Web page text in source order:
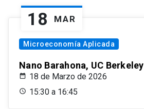
18 MAR
Microeconomía Aplicada
Nano Barahona, UC Berkeley
18 de Marzo de 2026
15:30 a 16:45